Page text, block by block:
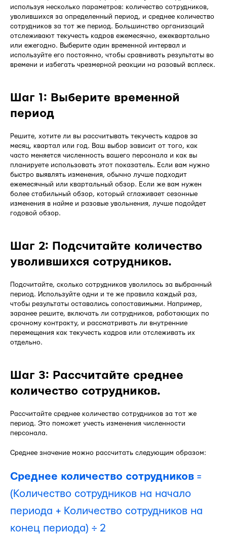
используя несколько параметров: количество сотрудников,
уволившихся за определенный период, и среднее количество
сотрудников за тот же период. Большинство организаций
отслеживают текучесть кадров ежемесячно, ежеквартально
или ежегодно. Выберите один временной интервал и
используйте его постоянно, чтобы сравнивать результаты во
времени и избегать чрезмерной реакции на разовый всплеск.
Шаг 1: Выберите временной
период
Решите, хотите ли вы рассчитывать текучесть кадров за
месяц, квартал или год. Ваш выбор зависит от того, как
часто меняется численность вашего персонала и как вы
планируете использовать этот показатель. Если вам нужно
быстро выявлять изменения, обычно лучше подходит
ежемесячный или квартальный обзор. Если же вам нужен
более стабильный обзор, который сглаживает сезонные
изменения в найме и разовые увольнения, лучше подойдет
годовой обзор.
Шаг 2: Подсчитайте количество
уволившихся сотрудников.
Подсчитайте, сколько сотрудников уволилось за выбранный
период. Используйте одни и те же правила каждый раз,
чтобы результаты оставались сопоставимыми. Например,
заранее решите, включать ли сотрудников, работающих по
срочному контракту, и рассматривать ли внутренние
перемещения как текучесть кадров или отслеживать их
отдельно.
Шаг 3: Рассчитайте среднее
количество сотрудников.
Рассчитайте среднее количество сотрудников за тот же
период. Это поможет учесть изменения численности
персонала.
Среднее значение можно рассчитать следующим образом:
Среднее количество сотрудников =
(Количество сотрудников на начало
периода + Количество сотрудников на
конец периода) ÷ 2